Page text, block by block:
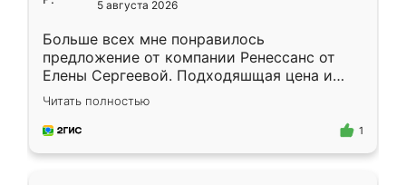
5 августа 2026
Больше всех мне понравилось
предложение от компании Ренессанс от
Елены Сергеевой. Подходяшщая цена и
короткие сроки изготовления. Приехавший
для замера сотрудник Владислав
предложил по моему эскизу самый
Читать полностью
1